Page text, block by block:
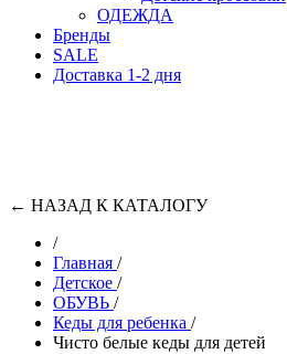
ОДЕЖДА
Бренды
SALE
Доставка 1-2 дня
← НАЗАД К КАТАЛОГУ
/
Главная /
Детское /
ОБУВЬ /
Кеды для ребенка /
Чисто белые кеды для детей